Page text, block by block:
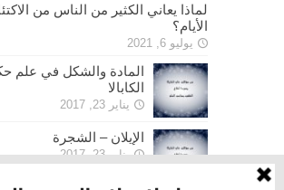
لماذا يعاني الكثير من الناس من
الأيام؟
يوليو 6, 2021
المادة والشكل في علم
الكابالا
يناير 23, 2017
الإيلان – الشجرة
يناير 23, 2017